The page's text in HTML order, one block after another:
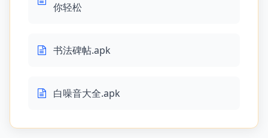
你轻松
书法碑帖.apk
白噪音大全.apk